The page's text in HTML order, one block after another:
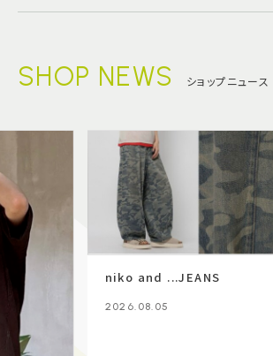
SHOP NEWS ショップニュース
niko and ...JEANS
2026.08.05